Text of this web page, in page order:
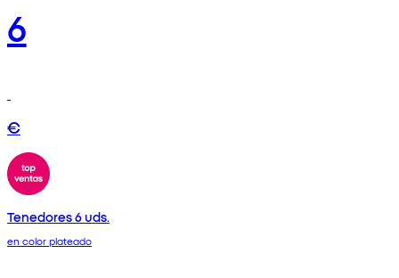
6
€
Tenedores 6 uds.
en color plateado